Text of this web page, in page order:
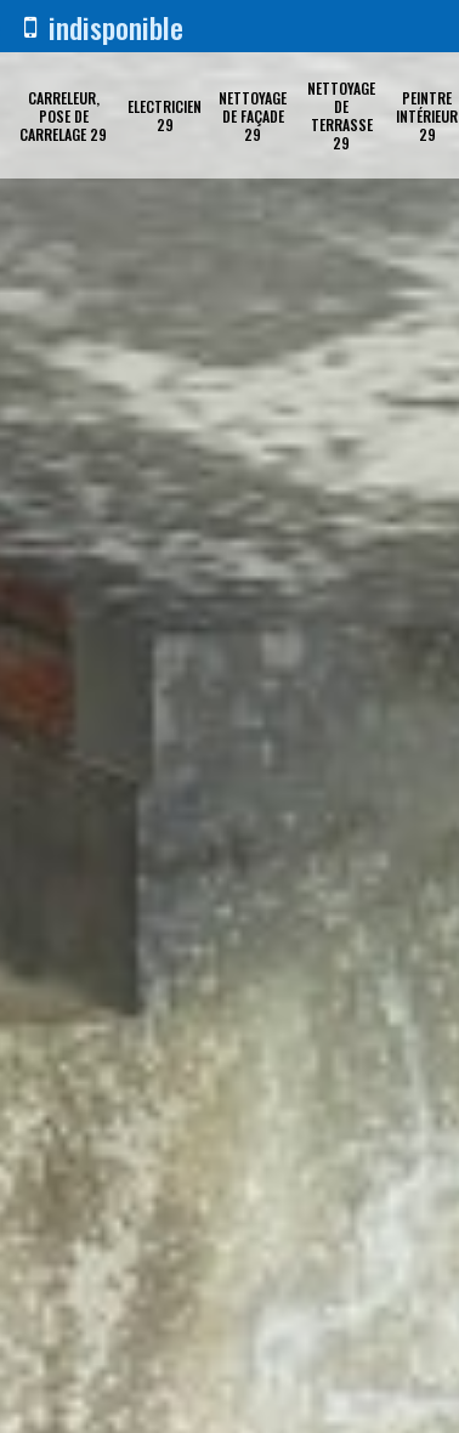
indisponible
CARRELEUR,
POSE DE
CARRELAGE 29
ELECTRICIEN
29
NETTOYAGE
DE FAÇADE
29
NETTOYAGE
DE
TERRASSE
29
PEINTRE
INTÉRIEUR
29